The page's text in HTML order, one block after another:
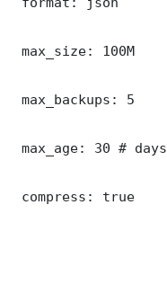
max_size: 100M
max_backups: 5
max_age: 30 # days
compress: true